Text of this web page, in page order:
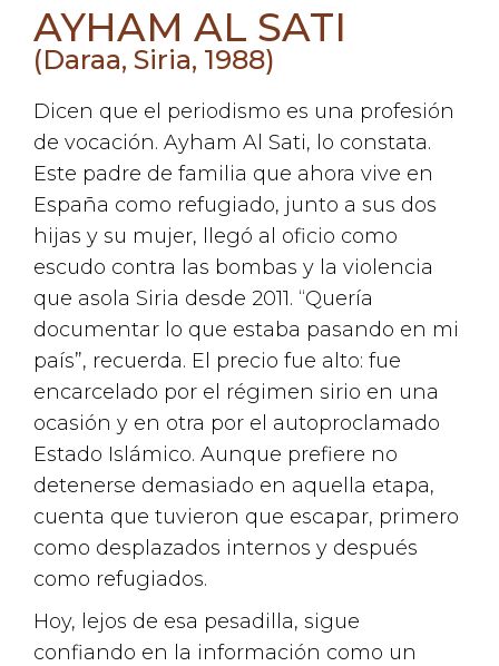
AYHAM AL SATI
(Daraa, Siria, 1988)
Dicen que el periodismo es una profesión
de vocación. Ayham Al Sati, lo constata.
Este padre de familia que ahora vive en
España como refugiado, junto a sus dos
hijas y su mujer, llegó al oficio como
escudo contra las bombas y la violencia
que asola Siria desde 2011. “Quería
documentar lo que estaba pasando en mi
país”, recuerda. El precio fue alto: fue
encarcelado por el régimen sirio en una
ocasión y en otra por el autoproclamado
Estado Islámico. Aunque prefiere no
detenerse demasiado en aquella etapa,
cuenta que tuvieron que escapar, primero
como desplazados internos y después
como refugiados.
Hoy, lejos de esa pesadilla, sigue
confiando en la información como un